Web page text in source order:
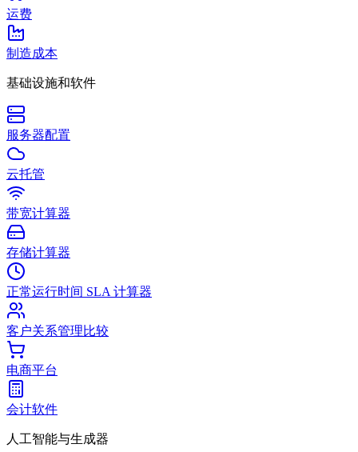
运费
制造成本
基础设施和软件
服务器配置
云托管
带宽计算器
存储计算器
正常运行时间 SLA 计算器
客户关系管理比较
电商平台
会计软件
人工智能与生成器